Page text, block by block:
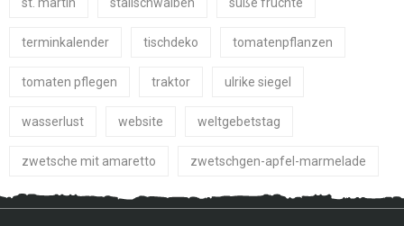
terminkalender tischdeko tomatenpflanzen
tomaten pflegen traktor ulrike siegel
wasserlust website weltgebetstag
zwetsche mit amaretto zwetschgen-apfel-marmelade